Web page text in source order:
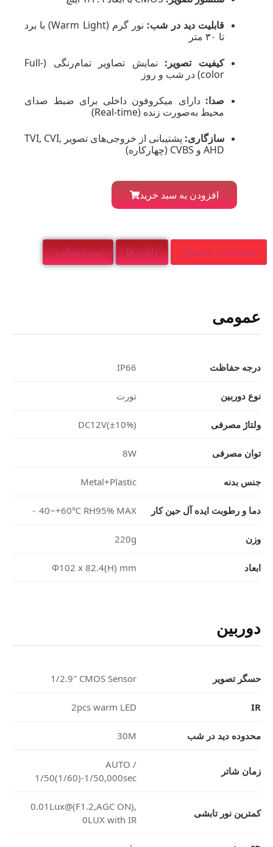
قابلیت دید در شب:
نور گرم (Warm Light) با برد
تا ۳۰ متر
کیفیت تصویر:
نمایش تصاویر تمام‌رنگی (Full-
color) در شب و روز
صدا: دارای میکروفون داخلی برای ضبط صدای
محیط به‌صورت زنده (Real-time)
سازگاری:
پشتیبانی از خروجی‌های تصویر TVI, CVI,
AHD و CVBS (چهارکاره)
افزودن به سبد خرید
مشخصات محصول دانلود ها نمونه تصاویر
عمومی
درجه حفاظت IP66
نوع دوربین تورت
ولتاژ مصرفی DC12V(±10%)
توان مصرفی 8W
جنس بدنه Metal+Plastic
دما و رطوبت ایده آل حین کار ﹣40~+60℃ RH95% MAX
وزن 220g
ابعاد Φ102 x 82.4(H) mm
دوربین
حسگر تصویر 1/2.9″ CMOS Sensor
IR
2pcs warm LED
محدوده دید در شب 30M
زمان شاتر
AUTO /
1/50(1/60)-1/50,000sec
کمترین نور تابشی
0.01Lux@(F1.2,AGC ON),
0LUX with IR